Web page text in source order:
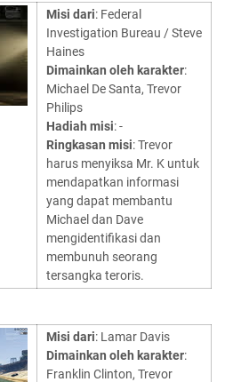
Misi dari: Federal
Investigation Bureau / Steve
Haines
Dimainkan oleh karakter:
Michael De Santa, Trevor
Philips
Hadiah misi: -
Ringkasan misi: Trevor
harus menyiksa Mr. K untuk
mendapatkan informasi
yang dapat membantu
Michael dan Dave
mengidentifikasi dan
membunuh seorang
tersangka teroris.
Misi dari: Lamar Davis
Dimainkan oleh karakter:
Franklin Clinton, Trevor